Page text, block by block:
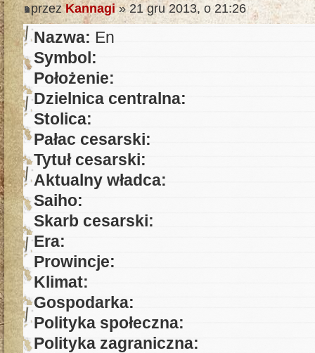
przezKannagi» 21 gru 2013, o 21:26
Nazwa: En
Symbol:
Położenie:
Dzielnica centralna:
Stolica:
Pałac cesarski:
Tytuł cesarski:
Aktualny władca:
Saiho:
Skarb cesarski:
Era:
Prowincje:
Klimat:
Gospodarka:
Polityka społeczna:
Polityka zagraniczna: